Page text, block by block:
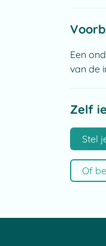
Een
van de
Zelf
Stel
Of